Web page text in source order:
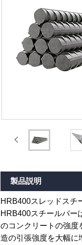
製品説明
HRB400スレッドスチ
HRB400スチールバー
のコンクリートの強度
造の引張強度を大幅に